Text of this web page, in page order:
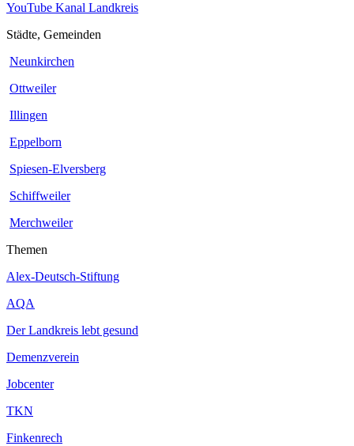
YouTube Kanal Landkreis
Städte, Gemeinden
Neunkirchen
Ottweiler
Illingen
Eppelborn
Spiesen-Elversberg
Schiffweiler
Merchweiler
Themen
Alex-Deutsch-Stiftung
AQA
Der Landkreis lebt gesund
Demenzverein
Jobcenter
TKN
Finkenrech